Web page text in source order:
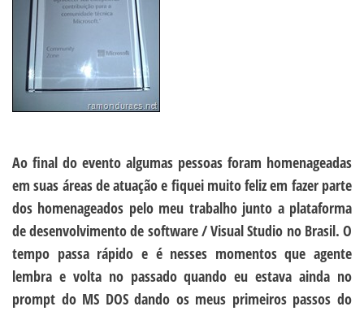
Ao final do evento algumas pessoas foram homenageadas
em suas áreas de atuação e fiquei muito feliz em fazer parte
dos homenageados pelo meu trabalho junto a plataforma
de desenvolvimento de software / Visual Studio no Brasil. O
tempo passa rápido e é nesses momentos que agente
lembra e volta no passado quando eu estava ainda no
prompt do MS DOS dando os meus primeiros passos do